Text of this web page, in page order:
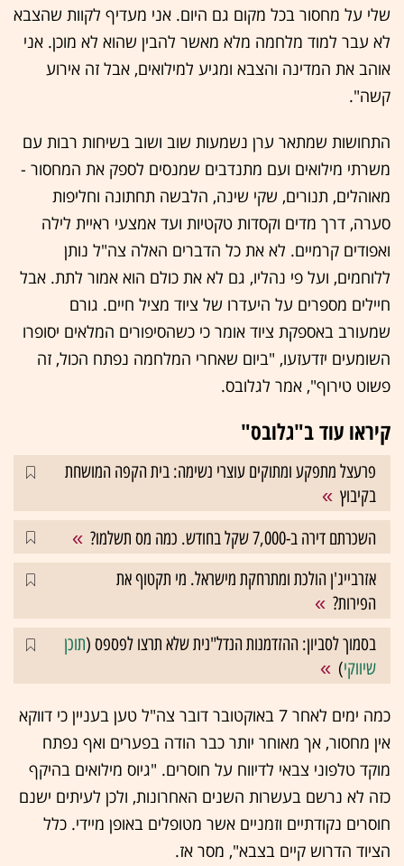
שלי על מחסור בכל מקום גם היום. אני מעדיף לקוות שהצבא
לא עבר למוד מלחמה מלא מאשר להבין שהוא לא מוכן. אני
אוהב את המדינה והצבא ומגיע למילואים, אבל זה אירוע
קשה".
התחושות שמתאר ערן נשמעות שוב ושוב בשיחות רבות עם
משרתי מילואים ועם מתנדבים שמנסים לספק את המחסור -
מאוהלים, תנורים, שקי שינה, הלבשה תחתונה וחליפות
סערה, דרך מדים וקסדות טקטיות ועד אמצעי ראיית לילה
ואפודים קרמיים. לא את כל הדברים האלה צה"ל נותן
ללוחמים, ועל פי נהליו, גם לא את כולם הוא אמור לתת. אבל
חיילים מספרים על היעדרו של ציוד מציל חיים. גורם
שמעורב באספקת ציוד אומר כי כשהסיפורים המלאים יסופרו
השומעים יזדעזעו, "ביום שאחרי המלחמה נפתח הכול, זה
פשוט טירוף", אמר לגלובס.
קיראו עוד ב"גלובס"
פרעצל מתפקע ומתוקים עוצרי נשימה: בית הקפה המושחת
בקיבוץ
השכרתם דירה ב-7,000 שקל בחודש. כמה מס תשלמו?
אזרבייג'ן הולכת ומתרחקת מישראל. מי תקטוף את
הפירות?
בסמוך לסביון: ההזדמנות הנדל"נית שלא תרצו לפספס (תוכן
שיווקי)
כמה ימים לאחר 7 באוקטובר דובר צה"ל טען בעניין כי דווקא
אין מחסור, אך מאוחר יותר כבר הודה בפערים ואף נפתח
מוקד טלפוני צבאי לדיווח על חוסרים. "גיוס מילואים בהיקף
כזה לא נרשם בעשרות השנים האחרונות, ולכן לעיתים ישנם
חוסרים נקודתיים וזמניים אשר מטופלים באופן מיידי. כלל
הציוד הדרוש קיים בצבא", מסר אז.